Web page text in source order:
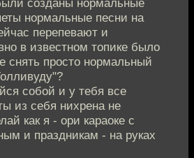
созданы нормальные
нормальные песни на
перепевают и
в известном топике было
снять просто нормальный
собой и у тебя все
из себя нихрена не
как я - ори караоке с
и праздникам - на руках